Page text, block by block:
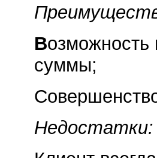
Возможность
суммы;
Недостатки: